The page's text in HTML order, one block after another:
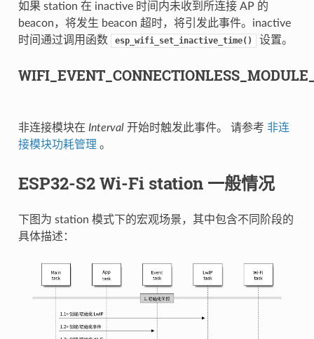
如果 station 在 inactive 时间内未收到所连接 AP 的
beacon，将发生 beacon 超时，将引发此事件。inactive
时间通过调用函数
esp_wifi_set_inactive_time() 设置。
非连接模块在 Interval开始时触发此事件。 请参考 非连
接模块功耗管理 。
ESP32-S2 Wi-Fi station 一般情况
下图为 station 模式下的宏观场景，其中包含不同阶段的
具体描述：